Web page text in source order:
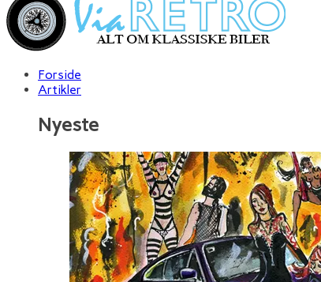
Forside
Artikler
Nyeste